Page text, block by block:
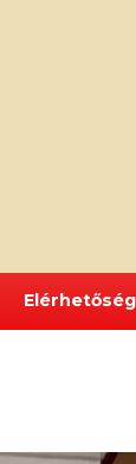
Elérhetőség